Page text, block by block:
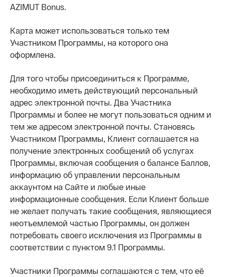
AZIMUT Bonus.
Карта может использоваться только тем
Участником Программы, на которого она
оформлена.
Для того чтобы присоединиться к Программе,
необходимо иметь действующий персональный
адрес электронной почты. Два Участника
Программы и более не могут пользоваться одним и
тем же адресом электронной почты. Становясь
Участником Программы, Клиент соглашается на
получение электронных сообщений об услугах
Программы, включая сообщения о балансе Баллов,
информацию об управлении персональным
аккаунтом на Сайте и любые иные
информационные сообщения. Если Клиент больше
не желает получать такие сообщения, являющиеся
неотъемлемой частью Программы, он должен
потребовать своего исключения из Программы в
соответствии с пунктом 9.1 Программы.
Участники Программы соглашаются с тем, что её